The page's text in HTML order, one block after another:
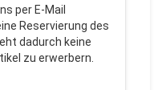
per E-Mail
Reservierung des
dadurch keine
zu erwerbern.